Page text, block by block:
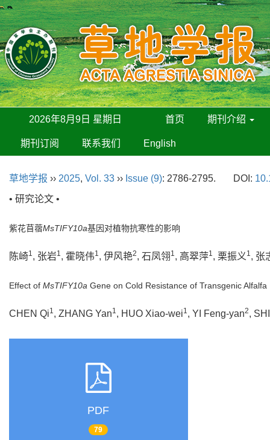
2026年8月9日 星期日 首页 期刊介绍
期刊订阅 联系我们 English
草地学报 ›› 2025, Vol. 33 ›› Issue (9): 2786-2795. DOI:
• 研究论文 •
紫花苜蓿MsTIFY10a基因对植物抗寒性的影响
陈崎1, 张岩1, 霍晓伟1, 伊风艳2, 石凤翎 1, 高翠萍1, 栗振义 1, 张
Effect of MsTIFY10a Gene on Cold Resistance of Transgenic Alfalfa
CHEN Qi1, ZHANG Yan1, HUO Xiao-wei1, YI Feng-yan2,
PDF
79